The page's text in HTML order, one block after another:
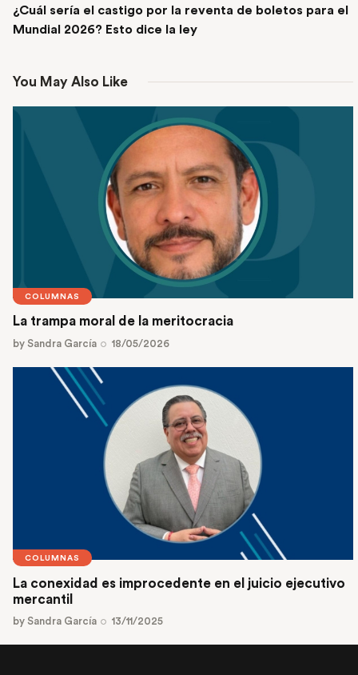
¿Cuál sería el castigo por la reventa de boletos para el
Mundial 2026? Esto dice la ley
You May Also Like
COLUMNAS
La trampa moral de la meritocracia
by Sandra García 18/05/2026
COLUMNAS
La conexidad es improcedente en el juicio ejecutivo
mercantil
by Sandra García 13/11/2025